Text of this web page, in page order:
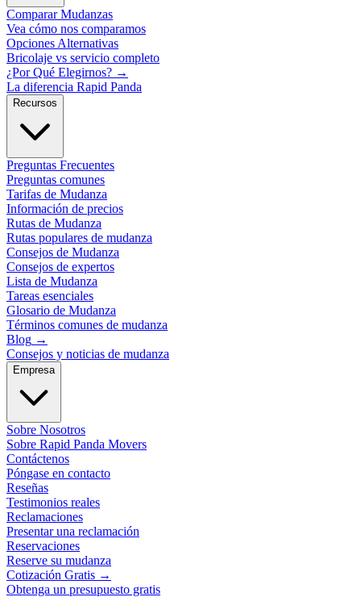
Comparar Mudanzas
Vea cómo nos comparamos
Opciones Alternativas
Bricolaje vs servicio completo
¿Por Qué Elegirnos? →
La diferencia Rapid Panda
Recursos
Preguntas Frecuentes
Preguntas comunes
Tarifas de Mudanza
Información de precios
Rutas de Mudanza
Rutas populares de mudanza
Consejos de Mudanza
Consejos de expertos
Lista de Mudanza
Tareas esenciales
Glosario de Mudanza
Términos comunes de mudanza
Blog →
Consejos y noticias de mudanza
Empresa
Sobre Nosotros
Sobre Rapid Panda Movers
Contáctenos
Póngase en contacto
Reseñas
Testimonios reales
Reclamaciones
Presentar una reclamación
Reservaciones
Reserve su mudanza
Cotización Gratis →
Obtenga un presupuesto gratis